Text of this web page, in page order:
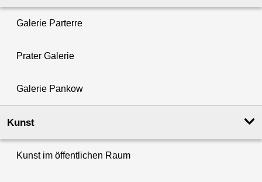
Galerie Parterre
Prater Galerie
Galerie Pankow
Kunst
Kunst im öffentlichen Raum